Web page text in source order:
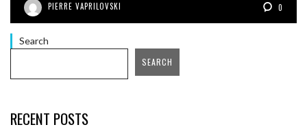
PIERRE VAPRILOVSKI 0
Search
SEARCH
RECENT POSTS